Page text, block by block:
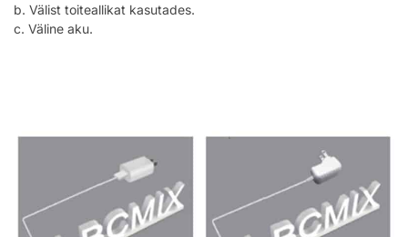
b. Välist toiteallikat kasutades.
c. Väline aku.